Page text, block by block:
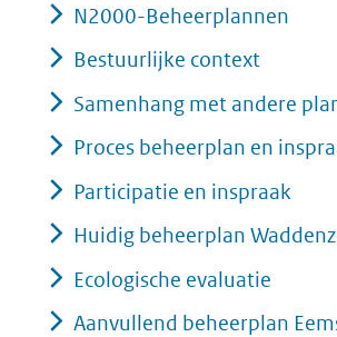
N2000-Beheerplannen
Bestuurlijke context
Samenhang met andere
Proces beheerplan en
Participatie en inspraak
Huidig beheerplan
Ecologische evaluatie
Aanvullend beheerplan